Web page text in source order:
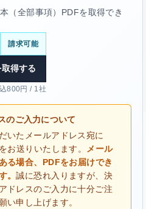
（全部事項）PDFを取得でき
請求可能
得する
800円 / 1社
のご入力について
いたメールアドレス宛に
お送りいたします。
メール
る場合、PDFをお届けでき
。誠に恐れ入りますが、決
ドレスのご入力に十分ご注
い申し上げます。